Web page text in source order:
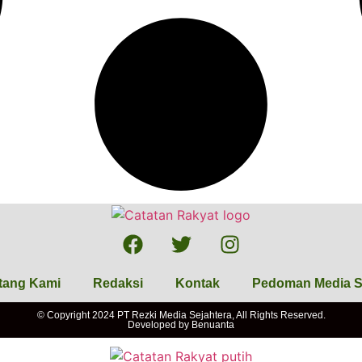
Kami Redaksi Kontak Pedoman Media
© Copyright 2024 PT Rezki Media Sejahtera, All Rights Reserved.
Developed by Benuanta